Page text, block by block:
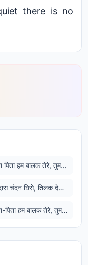
there is no
तुम मात पिता हम बालक तेरे, तुमरी कृपा से सुख घनेरे
तुलसीदास चंदन घिसे, तिलक देत रघुवीर...
तुम मात-पिता हम बालक तेरे, तुमरी कृपा से सुख घनेरे